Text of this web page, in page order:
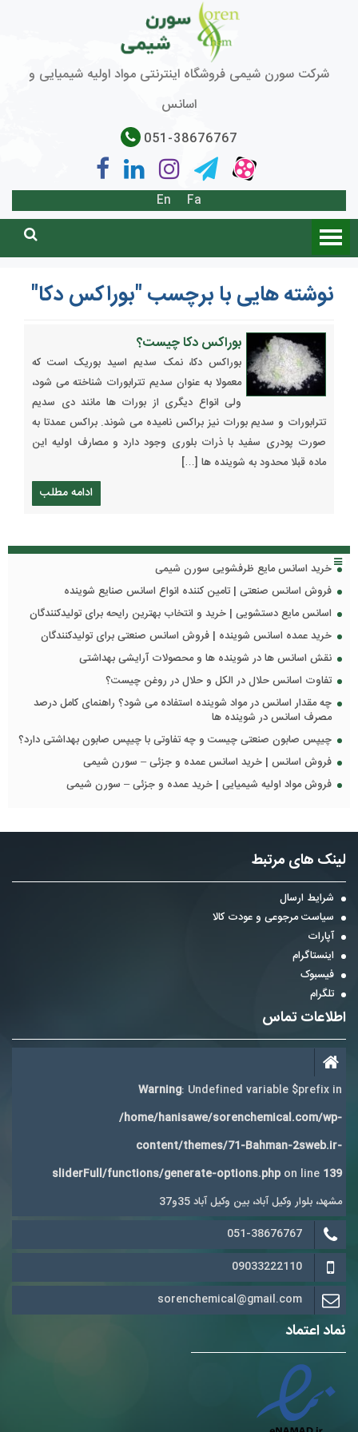
شرکت سورن شیمی فروشگاه اینترنتی مواد اولیه شیمیایی و
اسانس
051-38676767
Fa
En
نوشته هایی با برچسب "بوراکس دکا"
بوراکس دکا چیست؟
بوراکس دکا، نمک سدیم اسید بوریک است که
معمولا به عنوان سدیم تترابورات شناخته می شود،
ولی انواع دیگری از بورات ها مانند دی سدیم
تترابورات و سدیم بورات نیز براکس نامیده می شوند. براکس عمدتا به
صورت پودری سفید با ذرات بلوری وجود دارد و مصارف اولیه این
ماده قبلا محدود به شوینده ها […]
ادامه مطلب
خرید اسانس مایع ظرفشویی سورن شیمی
فروش اسانس صنعتی | تامین کننده انواع اسانس صنایع شوینده
اسانس مایع دستشویی | خرید و انتخاب بهترین رایحه برای تولیدکنندگان
خرید عمده اسانس شوینده | فروش اسانس صنعتی برای تولیدکنندگان
نقش اسانس ها در شوینده ها و محصولات آرایشی بهداشتی
تفاوت اسانس حلال در الکل و حلال در روغن چیست؟
چه مقدار اسانس در مواد شوینده استفاده می شود؟ راهنمای کامل درصد
مصرف اسانس در شوینده ها
چیپس صابون صنعتی چیست و چه تفاوتی با چیپس صابون بهداشتی دارد؟
فروش اسانس | خرید اسانس عمده و جزئی – سورن شیمی
فروش مواد اولیه شیمیایی | خرید عمده و جزئی – سورن شیمی
لینک های مرتبط
شرایط ارسال
سیاست مرجوعی و عودت کالا
آپارات
اینستاگرام
فیسبوک
تلگرام
اطلاعات تماس
Warning: Undefined variable $prefix in
/home/hanisawe/sorenchemical.com/wp-
content/themes/71-Bahman-2sweb.ir-
sliderFull/functions/generate-options.php on line 139
مشهد، بلوار وکیل آباد، بین وکیل آباد 35و37
051-38676767
09033222110
sorenchemical@gmail.com
نماد اعتماد